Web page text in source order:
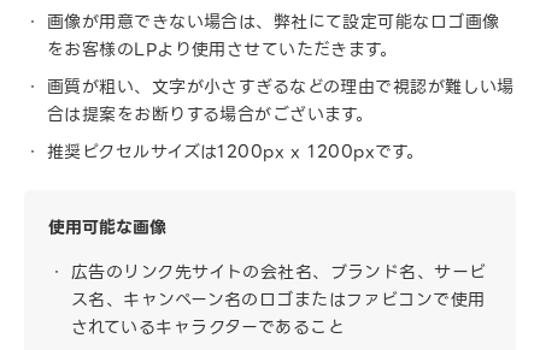
画像が用意できない場合は、弊社にて設定可能なロゴ画像
をお客様のLPより使用させていただきます。
画質が粗い、文字が小さすぎるなどの理由で視認が難しい場
合は提案をお断りする場合がございます。
推奨ピクセルサイズは1200px x 1200pxです。
使用可能な画像
広告のリンク先サイトの会社名、ブランド名、サービ
ス名、キャンペーン名のロゴまたはファビコンで使用
されているキャラクターであること